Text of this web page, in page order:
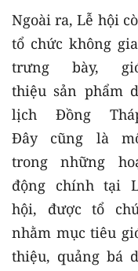
Ngoài ra, Lễ hội
tổ chức không
trưng bày,
thiệu sản phẩm
lịch Đồng
Đây cũng là
trong những
động chính tại
hội, được tổ
nhằm mục tiêu
thiệu, quảng bá